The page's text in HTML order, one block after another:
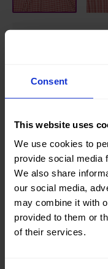
Consent
This website uses
We use cookies to
provide social media
We also share
our social media,
may combine it with
provided to them or
of their services.
Breite in cm:
Kollektion /
Oeko-tex
Qualität / Stoffart: